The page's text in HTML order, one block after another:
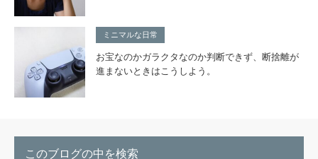
ミニマルな日常
お宝なのかガラクタなのか判断できず、断捨離が
進まないときはこうしよう。
このブログの中を検索